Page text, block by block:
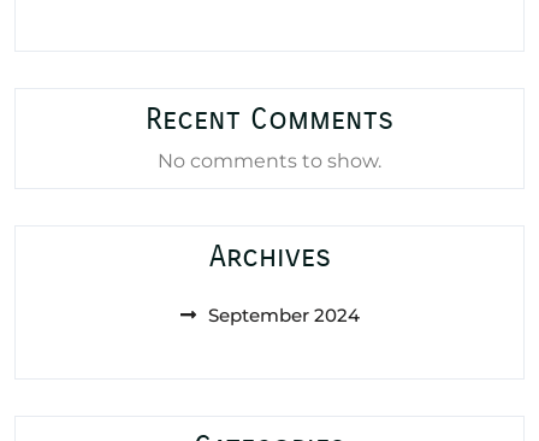
Recent Comments
No comments to show.
Archives
September 2024